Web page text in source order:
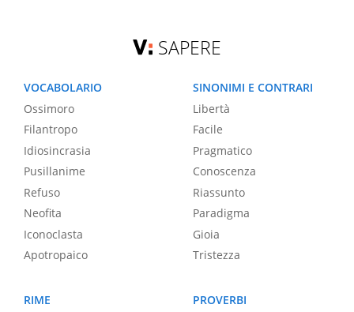
SAPERE
VOCABOLARIO
Ossimoro
Filantropo
Idiosincrasia
Pusillanime
Refuso
Neofita
Iconoclasta
Apotropaico
SINONIMI E CONTRARI
Libertà
Facile
Pragmatico
Conoscenza
Riassunto
Paradigma
Gioia
Tristezza
RIME
PROVERBI